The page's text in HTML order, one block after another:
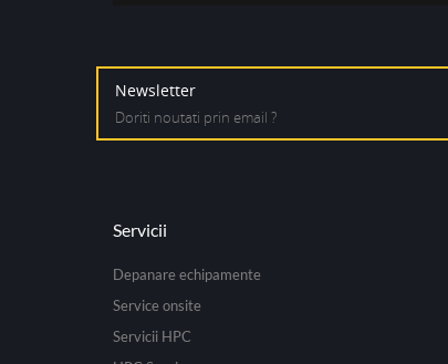
Newsletter
Doriti noutati prin email ?
Servicii
Depanare echipamente
Service onsite
Servicii HPC